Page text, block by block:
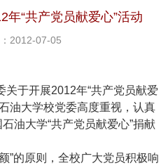
年“共产党员献爱心”活动
2012-07-05
关于开展2012年“共产党员献爱
油大学校党委高度重视，认真
油大学“共产党员献爱心”捐献
”的原则，全校广大党员积极响